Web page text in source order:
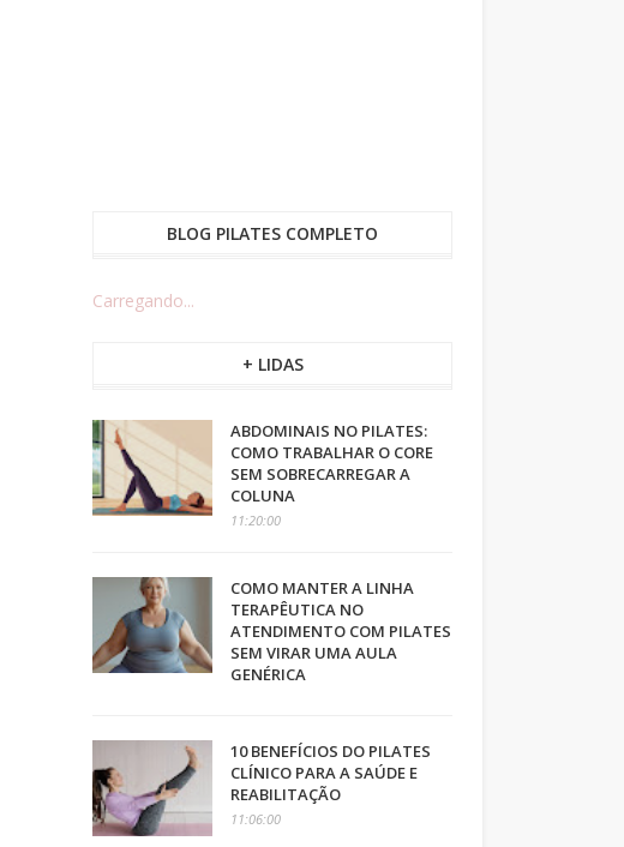
BLOG PILATES COMPLETO
Carregando...
+ LIDAS
ABDOMINAIS NO PILATES:
COMO TRABALHAR O CORE
SEM SOBRECARREGAR A
COLUNA
11:20:00
COMO MANTER A LINHA
TERAPÊUTICA NO
ATENDIMENTO COM PILATES
SEM VIRAR UMA AULA
GENÉRICA
10 BENEFÍCIOS DO PILATES
CLÍNICO PARA A SAÚDE E
REABILITAÇÃO
11:06:00